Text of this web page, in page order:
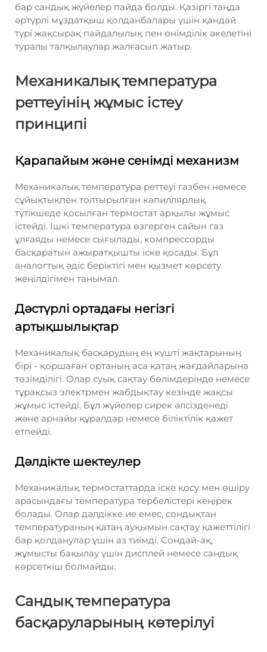
бар сандық жүйелер пайда болды. Қазіргі таңда
әртүрлі мұздатқыш қолданбалары үшін қандай
түрі жақсырақ пайдалылық пен өнімділік әкелетіні
туралы талқылаулар жалғасып жатыр.
Механикалық температура
реттеуінің жұмыс істеу
принципі
Қарапайым және сенімді механизм
Механикалық температура реттеуі газбен немесе
сұйықтықпен толтырылған капиллярлық
түтікшеде қосылған термостат арқылы жұмыс
істейді. Ішкі температура өзгерген сайын газ
ұлғаяды немесе сығылады, компрессорды
басқаратын ажыратқышты іске қосады. Бұл
аналогтық әдіс беріктігі мен қызмет көрсету
жеңілдігімен танымал.
Дәстүрлі ортадағы негізгі
артықшылықтар
Механикалық басқарудың ең күшті жақтарының
бірі - қоршаған ортаның аса қатаң жағдайларына
төзімділігі. Олар суық сақтау бөлімдерінде немесе
тұрақсыз электрмен жабдықтау кезінде жақсы
жұмыс істейді. Бұл жүйелер сирек әлсізденеді
және арнайы құралдар немесе біліктілік қажет
етпейді.
Дәлдікте шектеулер
Механикалық термостаттарда іске қосу мен өшіру
арасындағы температура тербелістері кеңірек
болады. Олар дәлдікке ие емес, сондықтан
температураның қатаң ауқымын сақтау қажеттілігі
бар қолданулар үшін аз тиімді. Сондай-ақ,
жұмысты бақылау үшін дисплей немесе сандық
көрсеткіш болмайды.
Сандық температура
басқаруларының көтерілуі